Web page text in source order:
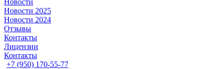
Новости
Новости 2025
Новости 2024
Отзывы
Контакты
Лицензии
Контакты
+7 (950) 170-55-77